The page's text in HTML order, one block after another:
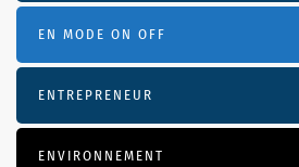
EN MODE ON OFF
ENTREPRENEUR
ENVIRONNEMENT